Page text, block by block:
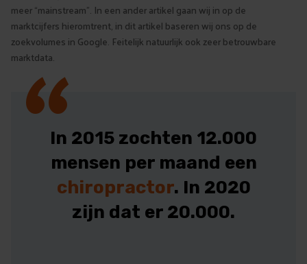
meer “mainstream”. In een ander artikel gaan wij in op de
marktcijfers hieromtrent, in dit artikel baseren wij ons op de
zoekvolumes in Google. Feitelijk natuurlijk ook zeer betrouwbare
marktdata.
“In 2015 zochten 12.000
mensen per maand een
chiropractor. In 2020
zijn dat er 20.000.